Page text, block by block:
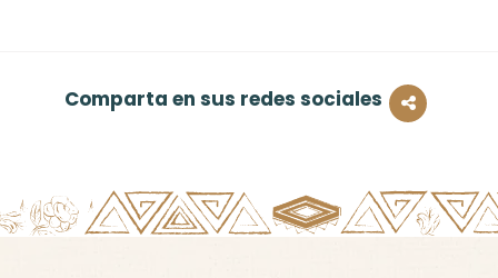
Comparta en sus redes sociales